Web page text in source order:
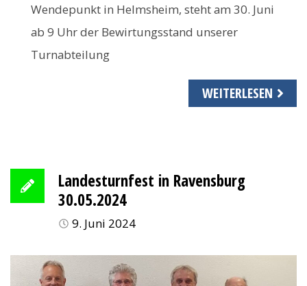
Wendepunkt in Helmsheim, steht am 30. Juni
ab 9 Uhr der Bewirtungsstand unserer
Turnabteilung
WEITERLESEN
Landesturnfest in Ravensburg
30.05.2024
9. Juni 2024